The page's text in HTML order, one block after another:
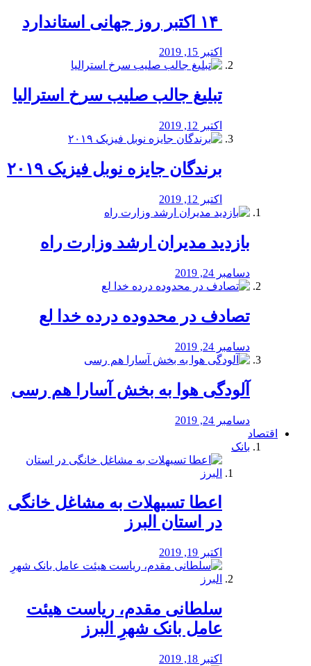
اکتبر 15, 2019
تبلیغ جالب صلیب سرخ استرالیا
اکتبر 12, 2019
برندگان جایزه نوبل فیزیک ۲۰۱۹
اکتبر 12, 2019
بازدید مدیران ارشد وزارت راه
دسامبر 24, 2019
تصادف در محدوده درده خدا لع
دسامبر 24, 2019
آلودگی هوا به بخش آسارا هم رسی
دسامبر 24, 2019
اقتصاد
بانک
️اعطا تسیهلات به مشاغل خانگی
در استان البرز
اکتبر 19, 2019
سلطانی مقدم، ریاست هیئت
عامل بانک شهرِ البرز
اکتبر 18, 2019